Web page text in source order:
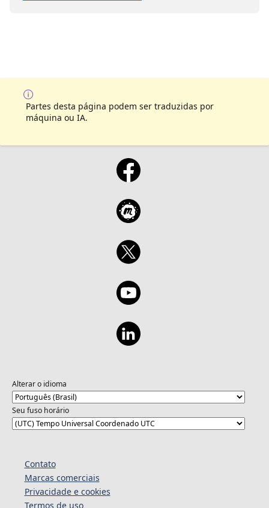
Partes desta página podem ser traduzidas por
máquina ou IA.
Alterar o idioma
Seu fuso horário
Contato
Marcas comerciais
Privacidade e cookies
Termos de uso